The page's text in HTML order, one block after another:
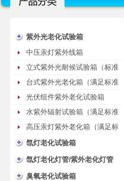
紫外光老化试验箱
中压汞灯紫外线箱
立式紫外光耐候试验箱（标准
型）
台式紫外光老化箱（满足标准
GB/T16776）
光伏组件紫外老化试验箱
水紫外辐射试验箱（满足标准
JC485-1992）
高压汞灯紫外老化箱（满足标
准GB/T16777）
氙灯老化试验箱
氙灯老化灯管/紫外老化灯管
（耗材）
臭氧老化试验箱